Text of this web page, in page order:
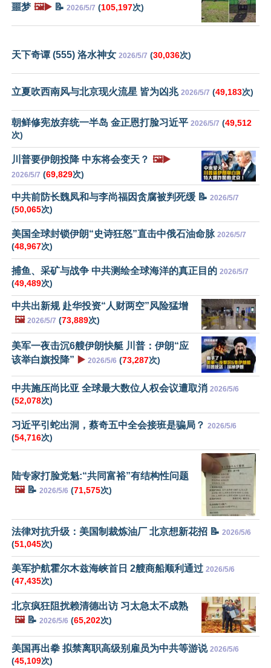
噩梦 🖼️▶️ 📝 2026/5/7 (105,197次)
天下奇谭 (555) 洛水神女 2026/5/7 (30,036次)
立夏吹西南风与北京现火流星 皆为凶兆 2026/5/7 (49,183次)
朝鲜修宪放弃统一半岛 金正恩打脸习近平 2026/5/7 (49,512
次)
川普要伊朗投降 中东将会变天？ 🖼️▶️
2026/5/7 (69,829次)
中共前防长魏凤和与李尚福因贪腐被判死缓 📝 2026/5/7
(50,065次)
美国全球封锁伊朗“史诗狂怒”直击中俄石油命脉 2026/5/7
(48,967次)
捕鱼、采矿与战争 中共测绘全球海洋的真正目的 2026/5/7
(49,489次)
中共出新规 赴华投资“人财两空”风险猛增
🖼️ 2026/5/7 (73,889次)
美军一夜击沉6艘伊朗快艇 川普：伊朗“应
该举白旗投降” ▶️ 2026/5/6 (73,287次)
中共施压尚比亚 全球最大数位人权会议遭取消 2026/5/6
(52,078次)
习近平引蛇出洞，蔡奇五中全会接班是骗局？ 2026/5/6
(54,716次)
陆专家打脸党魁:“共同富裕”有结构性问题
🖼️📝 2026/5/6 (71,575次)
法律对抗升级：美国制裁炼油厂 北京想新花招 📝 2026/5/6
(51,045次)
美军护航霍尔木兹海峡首日 2艘商船顺利通过 2026/5/6
(47,435次)
北京疯狂阻扰赖清德出访 习太急太不成熟
🖼️📝 2026/5/6 (65,202次)
美国再出拳 拟禁离职高级别雇员为中共等游说 2026/5/6
(45,109次)